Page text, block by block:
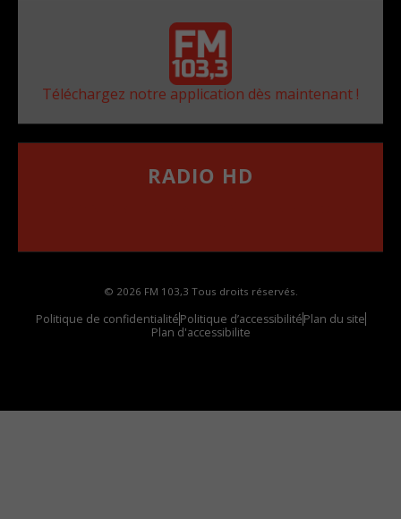
Téléchargez notre application dès maintenant !
RADIO HD
© 2026 FM 103,3 Tous droits réservés.
Politique de confidentialitéPolitique d’accessibilitéPlan du site
Plan d'accessibilite